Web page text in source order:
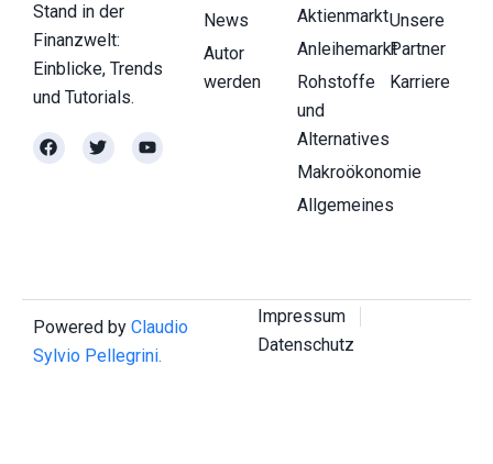
Stand in der
Finanzwelt:
Einblicke, Trends
und Tutorials.
News
Autor
werden
Aktienmarkt
Anleihemarkt
Rohstoffe
und
Alternatives
Makroökonomie
Allgemeines
Unsere
Partner
Karriere
Powered by Claudio
Sylvio Pellegrini.
Impressum
Datenschutz